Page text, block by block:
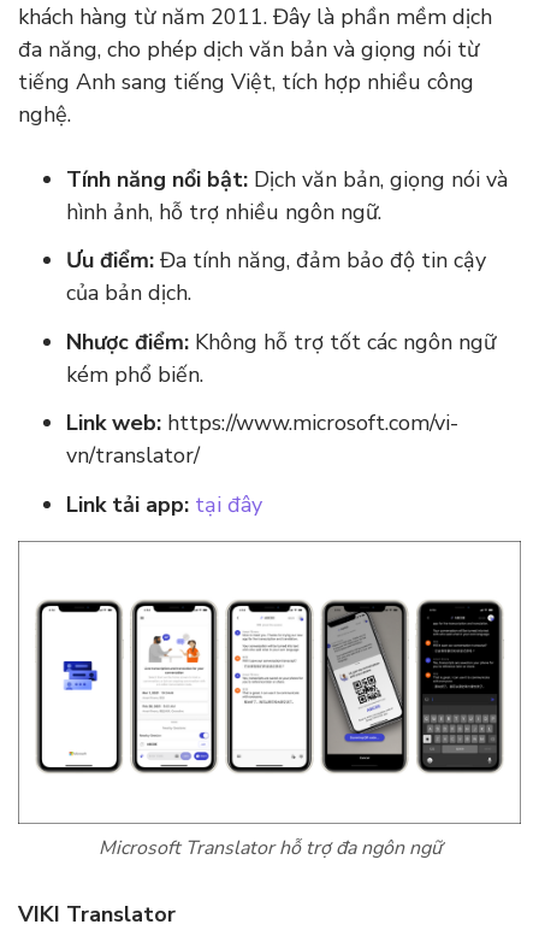
khách hàng từ năm 2011. Đây là phần mềm dịch
đa năng, cho phép dịch văn bản và giọng nói từ
tiếng Anh sang tiếng Việt, tích hợp nhiều công
nghệ.
Tính năng nổi bật: Dịch văn bản, giọng nói và
hình ảnh, hỗ trợ nhiều ngôn ngữ.
Ưu điểm: Đa tính năng, đảm bảo độ tin cậy
của bản dịch.
Nhược điểm: Không hỗ trợ tốt các ngôn ngữ
kém phổ biến.
Link web: https://www.microsoft.com/vi-
vn/translator/
Link tải app: tại đây
Microsoft Translator hỗ trợ đa ngôn ngữ
VIKI Translator